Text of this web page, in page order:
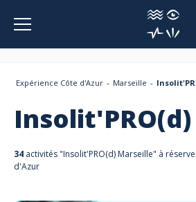
Panneau de gestion des cookies
Expérience Côte d'Azur Marseille
Insolit'PRO(d)
34 activités "Insolit'PRO(d) Marseille" à
d'Azur